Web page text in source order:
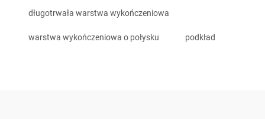
długotrwała warstwa wykończeniowa
warstwa wykończeniowa o połysku podkład